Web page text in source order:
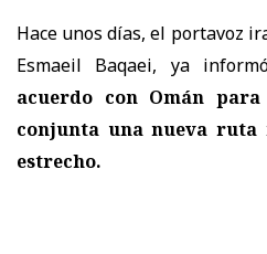
Hace unos días, el portavoz
Esmaeil Baqaei, ya
acuerdo con Omán
conjunta una nueva
estrecho.